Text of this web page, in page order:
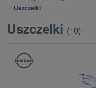
główna
Uszczelki
Uszczelki (10)